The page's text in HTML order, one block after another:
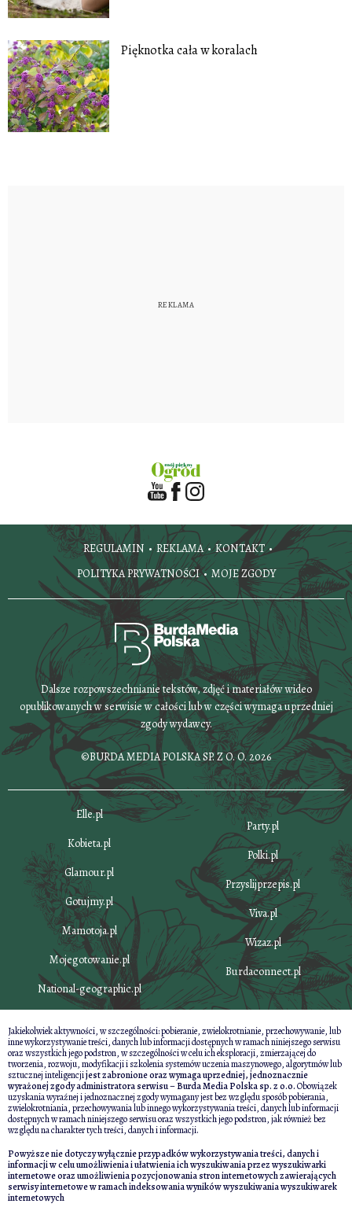
Pięknotka cała w koralach
REGULAMIN REKLAMA
KONTAKT
POLITYKA PRYWATNOŚCI
MOJE ZGODY
Dalsze rozpowszechnianie tekstów, zdjęć i materiałów wideo
opublikowanych w serwisie w całości lub w części wymaga uprzedniej
zgody wydawcy.
©BURDA MEDIA POLSKA SP. Z O. O. 2026
Elle.pl
Kobieta.pl
Glamour.pl
Gotujmy.pl
Mamotoja.pl
Mojegotowanie.pl
National-geographic.pl
Party.pl
Polki.pl
Przyslijprzepis.pl
Viva.pl
Wizaz.pl
Burdaconnect.pl
Jakiekolwiek aktywności, w szczególności: pobieranie, zwielokrotnianie, przechowywanie, lub
inne wykorzystywanie treści, danych lub informacji dostępnych w ramach niniejszego serwisu
oraz wszystkich jego podstron, w szczególności w celu ich eksploracji, zmierzającej do
tworzenia, rozwoju, modyfikacji i szkolenia systemów uczenia maszynowego, algorytmów lub
sztucznej inteligencjijest zabronione oraz wymaga uprzedniej, jednoznacznie
wyrażonej zgody administratora serwisu – Burda Media Polska sp. z o.o.Obowiązek
uzyskania wyraźnej i jednoznacznej zgody wymagany jest bez względu sposób pobierania,
zwielokrotniania, przechowywania lub innego wykorzystywania treści, danych lub informacji
dostępnych w ramach niniejszego serwisu oraz wszystkich jego podstron, jak również bez
względu na charakter tych treści, danych i informacji.
Powyższe nie dotyczy wyłącznie przypadków wykorzystywania treści, danych i
informacji w celu umożliwienia i ułatwienia ich wyszukiwania przez wyszukiwarki
internetowe oraz umożliwienia pozycjonowania stron internetowych zawierających
serwisy internetowe w ramach indeksowania wyników wyszukiwania wyszukiwarek
internetowych